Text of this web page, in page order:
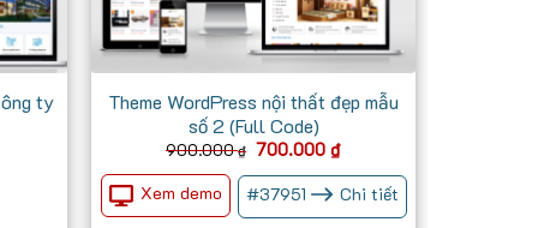
ty
Theme WordPress nội thất đẹp mẫu
số 2 (Full Code)
900.000₫ Giá
là:
900.000 ₫.
700.000 ₫Giá
hiện
tại
là:
700.000 ₫.
Xem demo #37951 Chi tiết